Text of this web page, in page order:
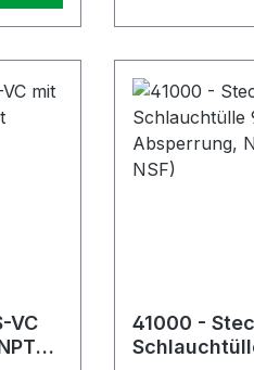
VC
41000 -